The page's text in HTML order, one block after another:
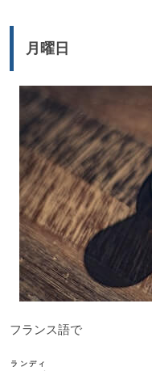
月曜日
フランス語で
ランディ